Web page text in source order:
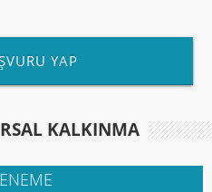
YAP
KALKINMA